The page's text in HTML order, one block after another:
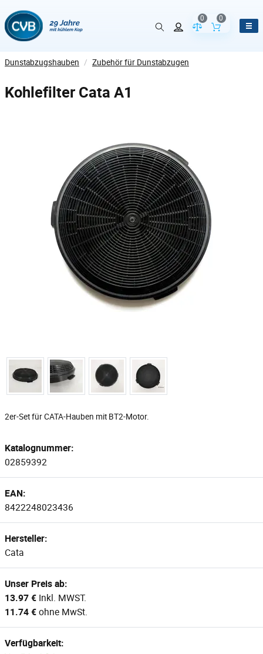
Vergleich der
0
Inhalt des
0
Dunstabzugshauben / Zubehör für Dunstabzugen
Kohlefilter Cata A1
2er-Set für CATA-Hauben mit BT2-Motor.
Katalognummer:
02859392
EAN:
8422248023436
Hersteller:
Cata
Unser Preis ab:
13.97 € Inkl. MWST.
11.74 €ohne MwSt.
Verfügbarkeit: